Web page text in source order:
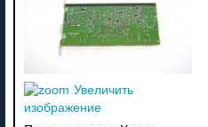
Увеличить
изображение